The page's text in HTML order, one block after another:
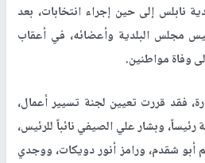
نابلس إلى حين إجراء انتخابات، بعد
مجلس البلدية وأعضائه، في أعقاب
وفاة مواطنين.
فقد قررت تعيين لجنة تسيير أعمال،
وبشار علي الصيفي نائباً للرئيس،
شقدم، ورامز أنور دويكات، ووجدي